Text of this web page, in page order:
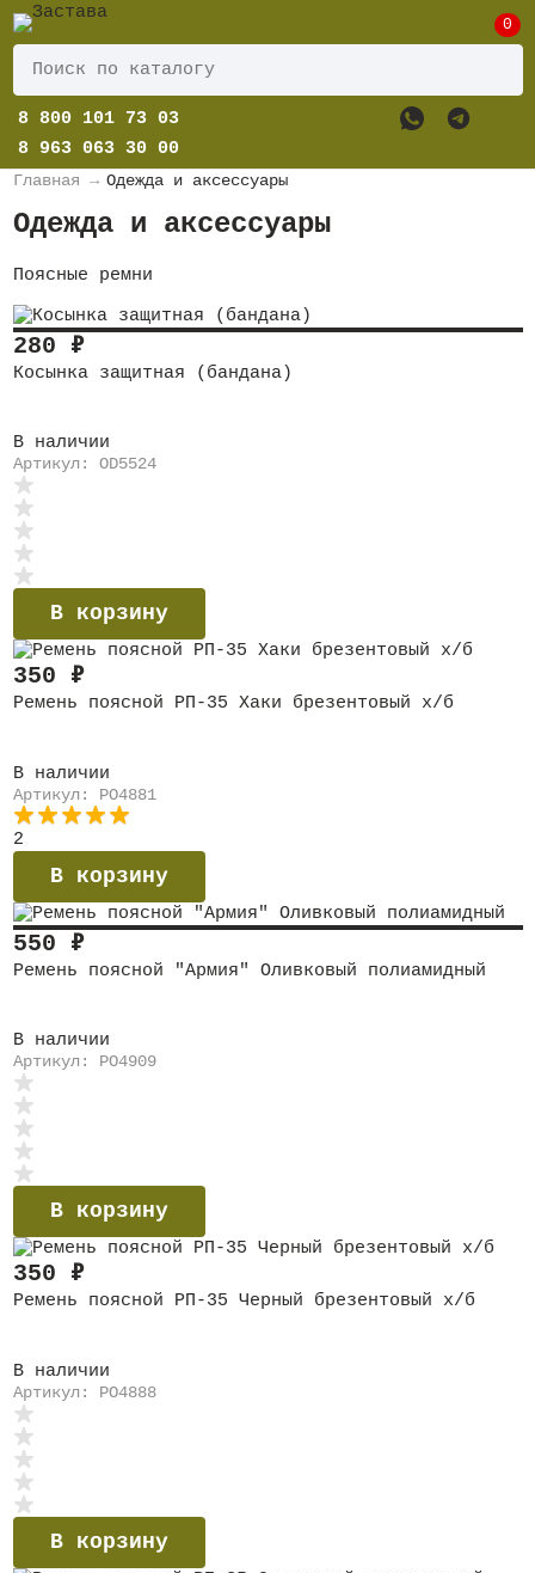
0
8 800 101 73 03
8 963 063 30 00
Главная → Одежда и аксессуары
Одежда и аксессуары
Поясные ремни
280 ₽
Косынка защитная (бандана)
В наличии
Артикул: OD5524
В корзину
350 ₽
Ремень поясной РП-35 Хаки брезентовый х/б
В наличии
Артикул: PO4881
2
В корзину
550 ₽
Ремень поясной "Армия" Оливковый полиамидный
В наличии
Артикул: PO4909
В корзину
350 ₽
Ремень поясной РП-35 Черный брезентовый х/б
В наличии
Артикул: PO4888
В корзину